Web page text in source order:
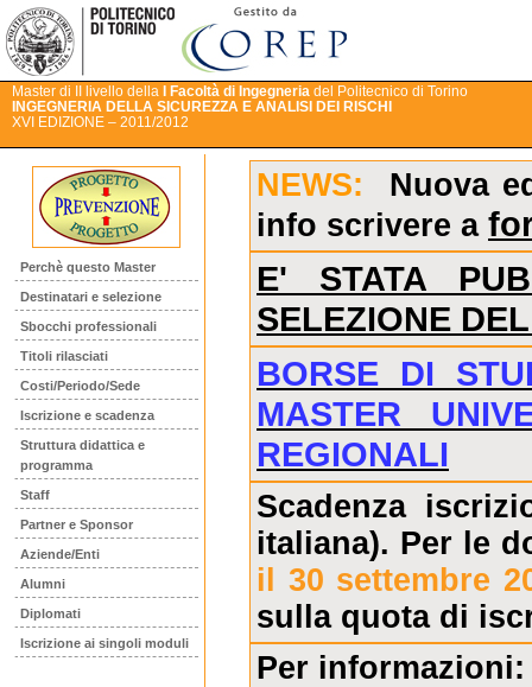
Master di II livello della I Facoltà di Ingegneria del Politecnico di Torino
INGEGNERIA DELLA SICUREZZA E ANALISI DEI RISCHI
XVI EDIZIONE – 2011/2012
NEWS:
Nuova
info scrivere a
E' STATA
SELEZIONE
BORSE DI
MASTER
REGIONALI
Scadenza
italiana). Per le
il 30 settembre
sulla quota di
Per
Perchè questo Master
Destinatari e selezione
Sbocchi professionali
Titoli rilasciati
Costi/Periodo/Sede
Iscrizione e scadenza
Struttura didattica e
programma
Staff
Partner e Sponsor
Aziende/Enti
Alumni
Diplomati
Iscrizione ai singoli moduli